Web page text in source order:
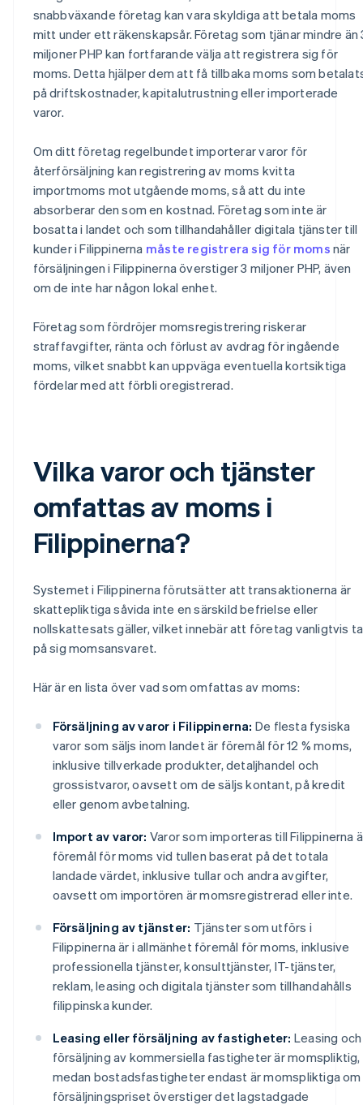
snabbväxande företag kan vara skyldiga att betala moms
mitt under ett räkenskapsår. Företag som tjänar mindre än
miljoner PHP kan fortfarande välja att registrera sig för
moms. Detta hjälper dem att få tillbaka moms som
på driftskostnader, kapitalutrustning eller importerade
varor.
Om ditt företag regelbundet importerar varor för
återförsäljning kan registrering av moms kvitta
importmoms mot utgående moms, så att du inte
absorberar den som en kostnad. Företag som inte är
bosatta i landet och som tillhandahåller digitala tjänster till
kunder i Filippinerna måste registrera sig för moms när
försäljningen i Filippinerna överstiger 3 miljoner PHP, även
om de inte har någon lokal enhet.
Företag som fördröjer momsregistrering riskerar
straffavgifter, ränta och förlust av avdrag för ingående
moms, vilket snabbt kan uppväga eventuella kortsiktiga
fördelar med att förbli oregistrerad.
Vilka varor och tjänster
omfattas av moms i
Filippinerna?
Systemet i Filippinerna förutsätter att transaktionerna är
skattepliktiga såvida inte en särskild befrielse eller
nollskattesats gäller, vilket innebär att företag vanligtvis
på sig momsansvaret.
Här är en lista över vad som omfattas av moms:
Försäljning av varor i Filippinerna: De flesta fysiska
varor som säljs inom landet är föremål för 12 % moms,
inklusive tillverkade produkter, detaljhandel och
grossistvaror, oavsett om de säljs kontant, på kredit
eller genom avbetalning.
Import av varor: Varor som importeras till Filippinerna
föremål för moms vid tullen baserat på det totala
landade värdet, inklusive tullar och andra avgifter,
oavsett om importören är momsregistrerad eller inte.
Försäljning av tjänster: Tjänster som utförs i
Filippinerna är i allmänhet föremål för moms, inklusive
professionella tjänster, konsulttjänster, IT-tjänster,
reklam, leasing och digitala tjänster som tillhandahålls
filippinska kunder.
Leasing eller försäljning av fastigheter: Leasing och
försäljning av kommersiella fastigheter är momspliktig,
medan bostadsfastigheter endast är momspliktiga om
försäljningspriset överstiger det lagstadgade